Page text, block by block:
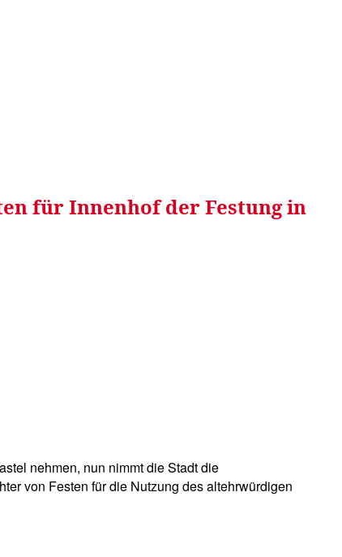
für Innenhof der Festung in
nehmen, nun nimmt die Stadt die
von Festen für die Nutzung des altehrwürdigen